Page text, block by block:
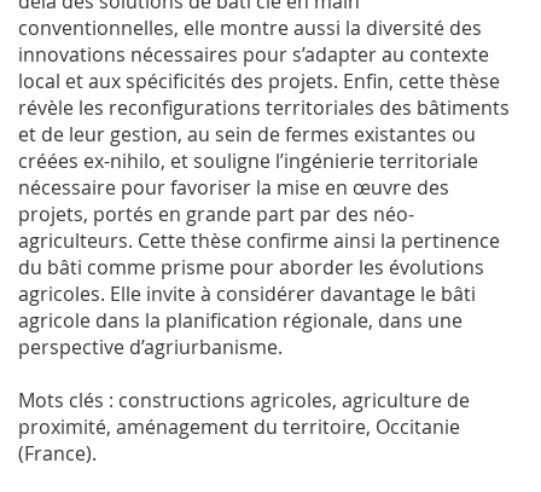
conventionnelles, elle montre aussi la diversité des
innovations nécessaires pour s’adapter au contexte
local et aux spécificités des projets. Enfin, cette thèse
révèle les reconfigurations territoriales des bâtiments
et de leur gestion, au sein de fermes existantes ou
créées ex-nihilo, et souligne l’ingénierie territoriale
nécessaire pour favoriser la mise en œuvre des
projets, portés en grande part par des néo-
agriculteurs. Cette thèse confirme ainsi la pertinence
du bâti comme prisme pour aborder les évolutions
agricoles. Elle invite à considérer davantage le bâti
agricole dans la planification régionale, dans une
perspective d’agriurbanisme.
Mots clés : constructions agricoles, agriculture de
proximité, aménagement du territoire, Occitanie
(France).